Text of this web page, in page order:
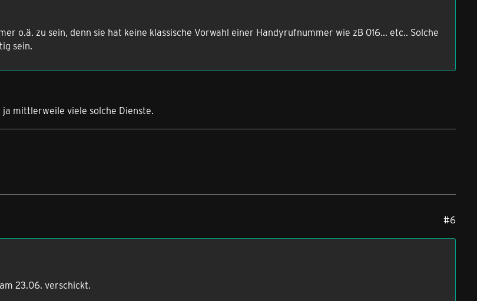
o.ä. zu sein, denn sie hat keine klassische Vorwahl einer Handyrufnummer wie zB 016... etc.. Solche
sein.
mittlerweile viele solche Dienste.
#6
23.06. verschickt.